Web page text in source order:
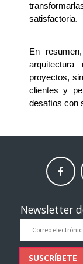
satisfactoria.
En
proyectos,
clientes y
desafíos con
Newsletter
Correo
electrónico
SUSCRÍBETE